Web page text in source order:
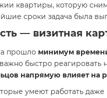
квартиры, которую
сроки задача была
— визитная
прошло минимум
быстро реагировать
напрямую влияет на
умеют работать даже